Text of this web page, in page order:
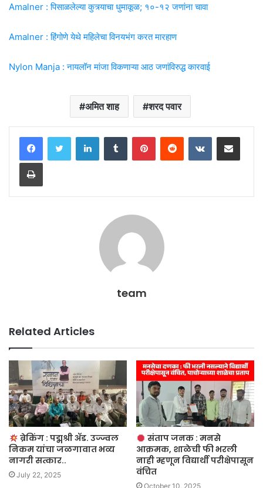
Amalner : पिसाळलेल्या कुत्र्याचा धुमाकूळ; १०-१२ जणांना चावा
Amalner : हिंगोणे येथे महिलेचा विनयभंग करत मारहाण
Nylon Manja : नायलॉन मांजा विकणाऱ्या आठ जणांविरुद्ध कारवाई
अमित शाह शरद पवार
LinkedInTumblr PinterestReddit VKontakteShare via Email
Print
team
Related Articles
ब्रेकिंग : पद्मश्री ॲड. उज्ज्वल
निकम यांचा जळगावात भव्य
नागरी सत्कार..
July 22, 2025
संताप जनक : मनसे
आक्रमक, शाळेची फी भरली
नाही म्हणून विद्यार्थी परीक्षेपासून
वंचित
October 10, 2025